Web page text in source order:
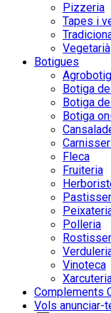
Pizzeria
Tapes i
Vegetarià
Botigues
Botiga
Botiga
Botiga
Fleca
Fruiteria
Polleria
Vinoteca
Complements
Vols anunciar-